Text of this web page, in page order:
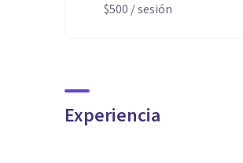
$500 / sesión
Experiencia